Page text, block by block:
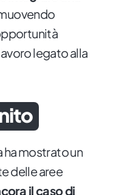
legato alla
mostrato un
delle aree
il caso di